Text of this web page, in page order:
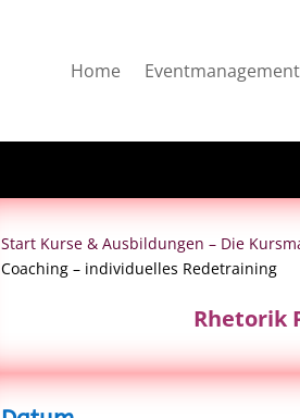
Home Eventmanagement
Start Kurse & Ausbildungen – Die
Coaching – individuelles Redetraining
Rhetorik